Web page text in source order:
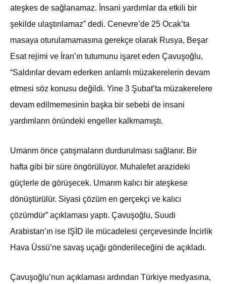
ateşkes de sağlanamaz. İnsani yardımlar da etkili bir
şekilde ulaştırılamaz” dedi. Cenevre’de 25 Ocak’ta
masaya oturulamamasına gerekçe olarak Rusya, Beşar
Esat rejimi ve İran’ın tutumunu işaret eden Çavuşoğlu,
“Saldırılar devam ederken anlamlı müzakerelerin devam
etmesi söz konusu değildi. Yine 3 Şubat’ta müzakerelere
devam edilmemesinin başka bir sebebi de insani
yardımların önündeki engeller kalkmamıştı.
Umarım önce çatışmaların durdurulması sağlanır. Bir
hafta gibi bir süre öngörülüyor. Muhalefet arazideki
güçlerle de görüşecek. Umarım kalıcı bir ateşkese
dönüştürülür. Siyasi çözüm en gerçekçi ve kalıcı
çözümdür” açıklaması yaptı. Çavuşoğlu, Suudi
Arabistan’ın ise IŞİD ile mücadelesi çerçevesinde İncirlik
Hava Üssü’ne savaş uçağı gönderileceğini de açıkladı.
Çavuşoğlu’nun açıklaması ardından Türkiye medyasına,